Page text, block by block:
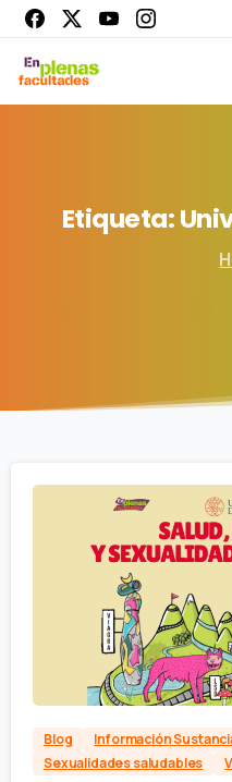
Etiqueta:
Blog Información
Sexualidades saludables